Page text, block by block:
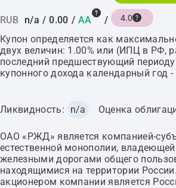
RUB n/a / 0.00 / AA / 4.0
Купон определяется как
двух величин: 1.00% или (ИПЦ в РФ,
последний предшествующий периоду
купонного дохода календарный год -
Ликвидность: n/a Оценка
ОАО «РЖД» является компанией-
естественной монополии,
железными дорогами общего
находящимися на территории
акционером компании является